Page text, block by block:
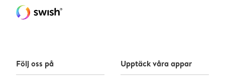
Följ oss på Upptäck våra appar